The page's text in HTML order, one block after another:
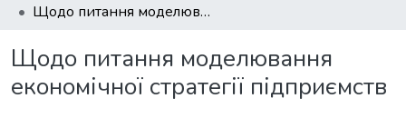
Щодо питання моделювання економічної стратегії підприємств
Щодо питання моделювання
економічної стратегії підприємств